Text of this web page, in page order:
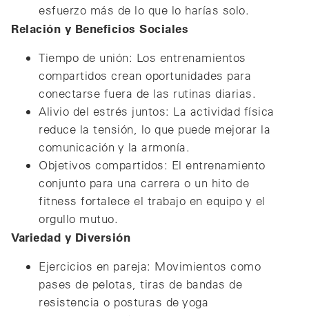
esfuerzo más de lo que lo harías solo.
Relación y Beneficios Sociales
Tiempo de unión: Los entrenamientos
compartidos crean oportunidades para
conectarse fuera de las rutinas diarias.
Alivio del estrés juntos: La actividad física
reduce la tensión, lo que puede mejorar la
comunicación y la armonía.
Objetivos compartidos: El entrenamiento
conjunto para una carrera o un hito de
fitness fortalece el trabajo en equipo y el
orgullo mutuo.
Variedad y Diversión
Ejercicios en pareja: Movimientos como
pases de pelotas, tiras de bandas de
resistencia o posturas de yoga